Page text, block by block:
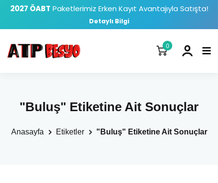
2027 ÖABT Paketlerimiz Erken Kayıt Avantajıyla Satışta!
Detaylı Bilgi
0
"Buluş" Etiketine Ait Sonuçlar
Anasayfa Etiketler "Buluş" Etiketine Ait Sonuçlar